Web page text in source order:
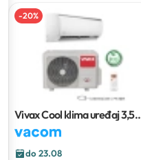
-20%
Vivax Cool klima uređaj 3,52
kW ACP-12CH35AERI+ R32
do 23.08